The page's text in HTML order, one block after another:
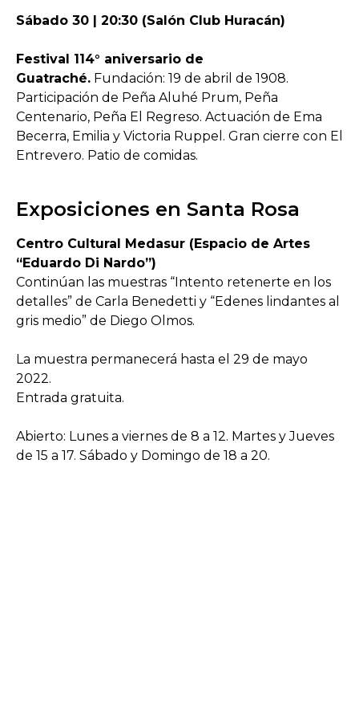
Sábado 30 | 20:30 (Salón Club Huracán)
Festival 114° aniversario de
Guatraché. Fundación: 19 de abril de 1908.
Participación de Peña Aluhé Prum, Peña
Centenario, Peña El Regreso. Actuación de Ema
Becerra, Emilia y Victoria Ruppel. Gran cierre con El
Entrevero. Patio de comidas.
Exposiciones en Santa Rosa
Centro Cultural Medasur (Espacio de Artes
“Eduardo Di Nardo”)
Continúan las muestras “Intento retenerte en los
detalles” de Carla Benedetti y “Edenes lindantes al
gris medio” de Diego Olmos.
La muestra permanecerá hasta el 29 de mayo
2022.
Entrada gratuita.
Abierto: Lunes a viernes de 8 a 12. Martes y Jueves
de 15 a 17. Sábado y Domingo de 18 a 20.